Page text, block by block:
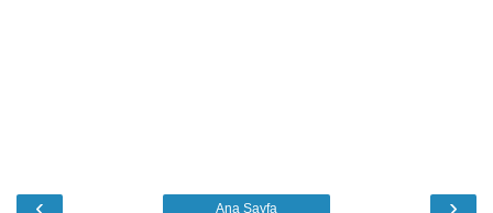
‹ ›
Ana Sayfa